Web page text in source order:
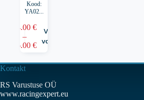
Kood:
YA02...
64.00 €
–
96.00 €
Hinnavahemik:
64.00 €
96.00 €
Vaata
valikuid
Sellel
tootel
varianti.
saab
teha
Kontakt
RS Varustuse OÜ
www.racingexpert.eu